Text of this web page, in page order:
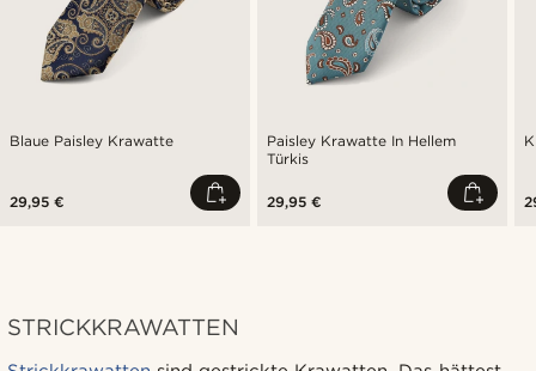
Blaue Paisley Krawatte
29,95 €
Paisley Krawatte In Hellem
Türkis
29,95 €
STRICKKRAWATTEN